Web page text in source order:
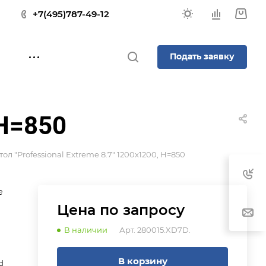
+7(495)787-49-12
Подать заявку
"Professional Extreme 8.7" 1200x1200, H=850
Цена по запросу
В наличии Арт. 280015.XD7D.
В корзину